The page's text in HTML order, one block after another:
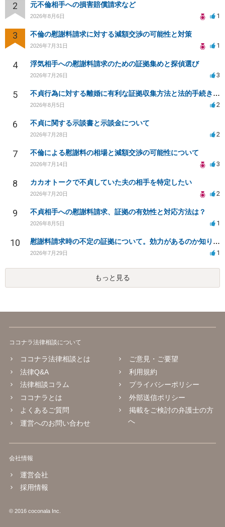
2 元不倫相手への損害賠償請求など
2026年8月6日 1
3 不倫の慰謝料請求に対する減額交渉の可能性と対策
2026年7月31日 1
4 浮気相手への慰謝料請求のための証拠集めと探偵選び
2026年7月26日 3
5 不貞行為に対する離婚に有利な証拠収集方法と法的手続きについて
2026年8月5日 2
6 不貞に関する示談書と示談金について
2026年7月28日 2
7 不倫による慰謝料の相場と減額交渉の可能性について
2026年7月14日 3
8 カカオトークで不貞していた夫の相手を特定したい
2026年7月20日 2
9 不貞相手への慰謝料請求、証拠の有効性と対応方法は？
2026年8月5日 1
10 慰謝料請求時の不定の証拠について。効力があるのか知りたい。
2026年7月29日 1
もっと見る
ココナラ法律相談について
ココナラ法律相談とは
法律Q&A
法律相談コラム
ココナラとは
よくあるご質問
運営へのお問い合わせ
ご意見・ご要望
利用規約
プライバシーポリシー
外部送信ポリシー
掲載をご検討の弁護士の方
へ
会社情報
運営会社
採用情報
© 2016 coconala Inc.